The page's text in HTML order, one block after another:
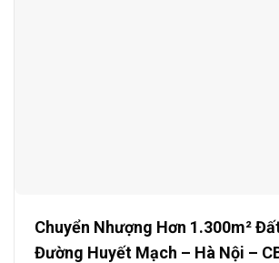
Chuyển Nhượng Hơn 1.300m²
Đường Huyết Mạch – Hà Nội –